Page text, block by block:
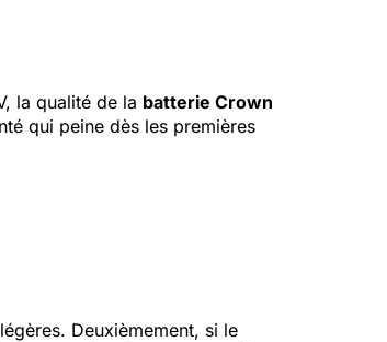
la qualité de la batterie Crown
qui peine dès les premières
Deuxièmement, si le